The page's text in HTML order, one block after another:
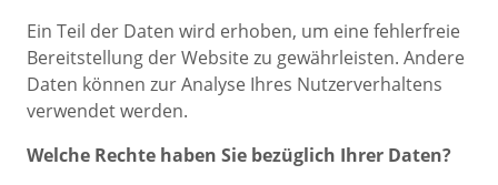
Ein Teil der Daten wird erhoben, um eine fehlerfreie
Bereitstellung der Website zu gewährleisten. Andere
Daten können zur Analyse Ihres Nutzerverhaltens
verwendet werden.
Welche Rechte haben Sie bezüglich Ihrer Daten?